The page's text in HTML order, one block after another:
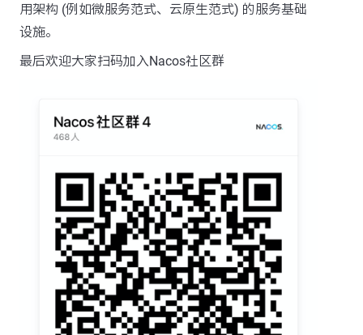
用架构 (例如微服务范式、云原生范式) 的服务基础
设施。
最后欢迎大家扫码加入Nacos社区群